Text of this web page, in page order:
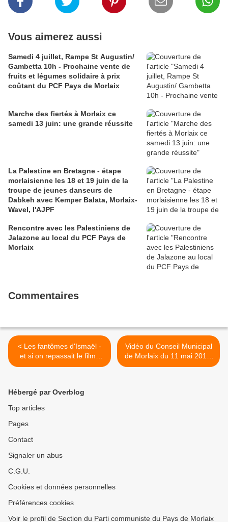
Vous aimerez aussi
Samedi 4 juillet, Rampe St Augustin/
Gambetta 10h - Prochaine vente de
fruits et légumes solidaire à prix
coûtant du PCF Pays de Morlaix
Marche des fiertés à Morlaix ce
samedi 13 juin: une grande réussite
La Palestine en Bretagne - étape
morlaisienne les 18 et 19 juin de la
troupe de jeunes danseurs de
Dabkeh avec Kemper Balata, Morlaix-
Wavel, l'AJPF
Rencontre avec les Palestiniens de
Jalazone au local du PCF Pays de
Morlaix
Commentaires
< Les fantômes d'Ismaël -
et si on repassait le film?
(Une affiche d'Anne
Vidéo du Conseil Municipal
de Morlaix du 11 mai 2017:
les interventions d'Ismaël
Hébergé par Overblog
Top articles
Pages
Contact
Signaler un abus
C.G.U.
Cookies et données personnelles
Préférences cookies
Voir le profil de Section du Parti communiste du Pays de Morlaix